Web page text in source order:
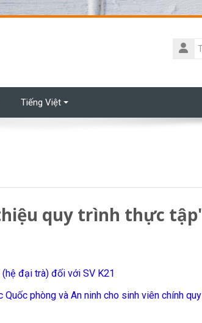
Tên
tài
Tiếng Việt
quy trình thực tập"
đại trà) đối với SV K21
Quốc phòng và An ninh cho sinh viên chính